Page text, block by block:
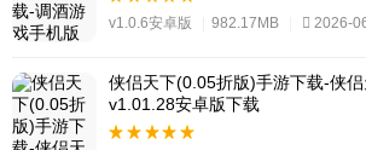
v1.0.6安卓版 982.17MB 2026-
侠侣天下(0.05折版)手游下载-侠
v1.01.28安卓版下载